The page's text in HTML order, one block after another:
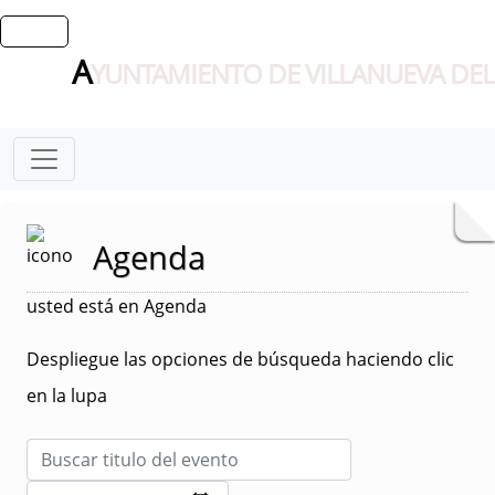
AYUNTAMIENTO DE VILLANUEVA
Agenda
usted está en Agenda
Despliegue las opciones de búsqueda haciendo clic
en la lupa